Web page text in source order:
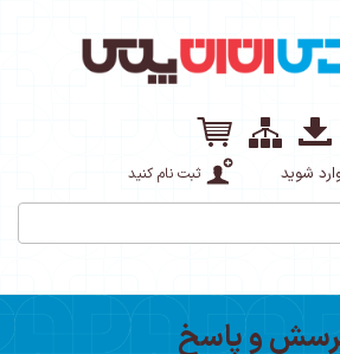
شوید ثبت نام کنید
و پاسخ